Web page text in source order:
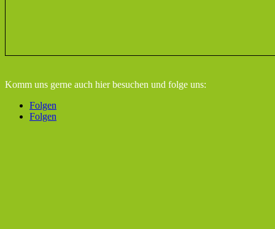
Komm uns gerne auch hier besuchen und folge uns:
Folgen
Folgen